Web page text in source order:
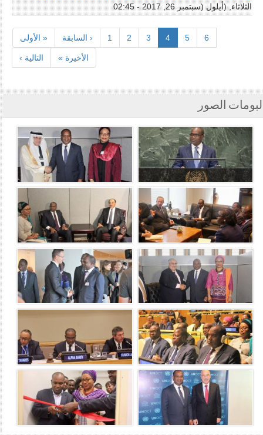
الثلاثاء, (أيلول (سبتمبر 26, 2017 - 02:45
« الأولى ‹ السابقة 1 2 3 4 5 6
التالية › الأخيرة »
الصور